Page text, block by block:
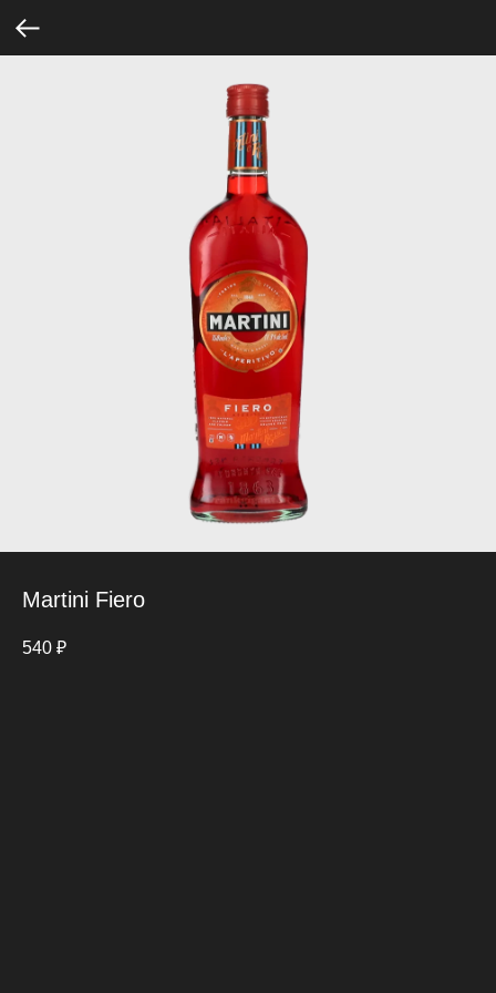
Martini Fiero
540 ₽